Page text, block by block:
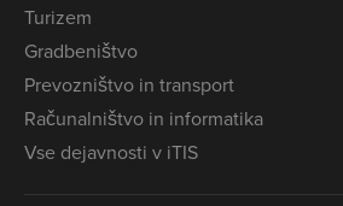
Turizem
Gradbeništvo
Prevozništvo in transport
Računalništvo in informatika
Vse dejavnosti v iTIS